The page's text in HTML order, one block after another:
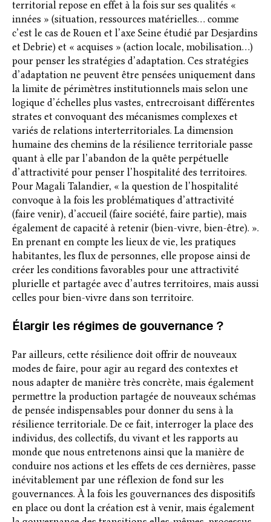
territorial repose en effet à la fois sur ses qualités «
innées » (situation, ressources matérielles… comme
c’est le cas de Rouen et l’axe Seine étudié par Desjardins
et Debrie) et « acquises » (action locale, mobilisation…)
pour penser les stratégies d’adaptation. Ces stratégies
d’adaptation ne peuvent être pensées uniquement dans
la limite de périmètres institutionnels mais selon une
logique d’échelles plus vastes, entrecroisant différentes
strates et convoquant des mécanismes complexes et
variés de relations interterritoriales. La dimension
humaine des chemins de la résilience territoriale passe
quant à elle par l’abandon de la quête perpétuelle
d’attractivité pour penser l’hospitalité des territoires.
Pour Magali Talandier, « la question de l’hospitalité
convoque à la fois les problématiques d’attractivité
(faire venir), d’accueil (faire société, faire partie), mais
également de capacité à retenir (bien-vivre, bien-être). ».
En prenant en compte les lieux de vie, les pratiques
habitantes, les flux de personnes, elle propose ainsi de
créer les conditions favorables pour une attractivité
plurielle et partagée avec d’autres territoires, mais aussi
celles pour bien-vivre dans son territoire.
Élargir les régimes de gouvernance ?
Par ailleurs, cette résilience doit offrir de nouveaux
modes de faire, pour agir au regard des contextes et
nous adapter de manière très concrète, mais également
permettre la production partagée de nouveaux schémas
de pensée indispensables pour donner du sens à la
résilience territoriale. De ce fait, interroger la place des
individus, des collectifs, du vivant et les rapports au
monde que nous entretenons ainsi que la manière de
conduire nos actions et les effets de ces dernières, passe
inévitablement par une réflexion de fond sur les
gouvernances. À la fois les gouvernances des dispositifs
en place ou dont la création est à venir, mais également